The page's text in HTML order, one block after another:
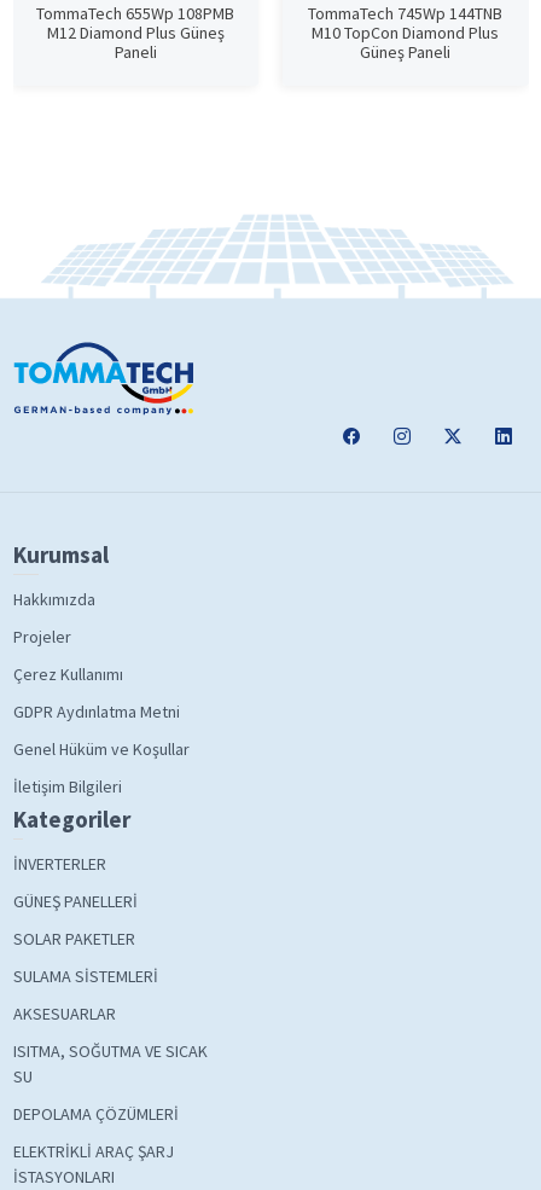
TommaTech 655Wp 108PMB
M12 Diamond Plus Güneş
Paneli
TommaTech 745Wp 144TNB
M10 TopCon Diamond Plus
Güneş Paneli
Kurumsal
Hakkımızda
Projeler
Çerez Kullanımı
GDPR Aydınlatma Metni
Genel Hüküm ve Koşullar
İletişim Bilgileri
Kategoriler
İNVERTERLER
GÜNEŞ PANELLERİ
SOLAR PAKETLER
SULAMA SİSTEMLERİ
AKSESUARLAR
ISITMA, SOĞUTMA VE SICAK
SU
DEPOLAMA ÇÖZÜMLERİ
ELEKTRİKLİ ARAÇ ŞARJ
İSTASYONLARI